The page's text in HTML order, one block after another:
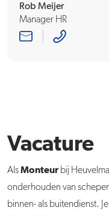
Rob Meijer
Manager HR
Vacature
AlsMonteurbij
onderhouden van
binnen- als buitendienst.